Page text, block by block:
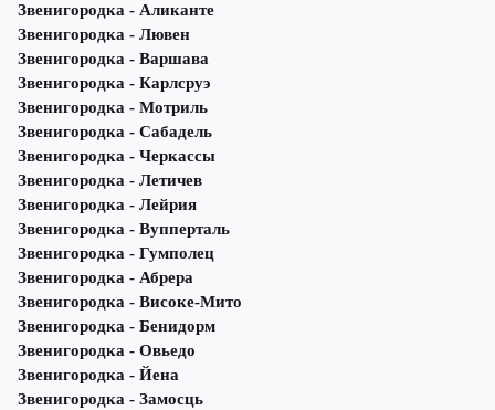
Звенигородка - Аликанте
Звенигородка - Лювен
Звенигородка - Варшава
Звенигородка - Карлсруэ
Звенигородка - Мотриль
Звенигородка - Сабадель
Звенигородка - Черкассы
Звенигородка - Летичeв
Звенигородка - Лейрия
Звенигородка - Вупперталь
Звенигородка - Гумполец
Звенигородка - Абрера
Звенигородка - Високе-Мито
Звенигородка - Бенидорм
Звенигородка - Овьедо
Звенигородка - Йена
Звенигородка - Замосць